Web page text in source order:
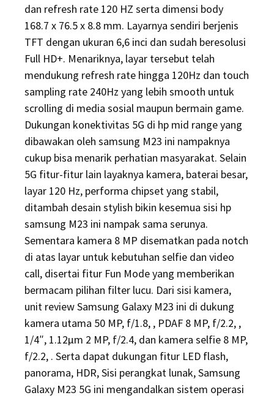
dan refresh rate 120 HZ serta dimensi body
168.7 x 76.5 x 8.8 mm. Layarnya sendiri berjenis
TFT dengan ukuran 6,6 inci dan sudah beresolusi
Full HD+. Menariknya, layar tersebut telah
mendukung refresh rate hingga 120Hz dan touch
sampling rate 240Hz yang lebih smooth untuk
scrolling di media sosial maupun bermain game.
Dukungan konektivitas 5G di hp mid range yang
dibawakan oleh samsung M23 ini nampaknya
cukup bisa menarik perhatian masyarakat. Selain
5G fitur-fitur lain layaknya kamera, baterai besar,
layar 120 Hz, performa chipset yang stabil,
ditambah desain stylish bikin kesemua sisi hp
samsung M23 ini nampak sama serunya.
Sementara kamera 8 MP disematkan pada notch
di atas layar untuk kebutuhan selfie dan video
call, disertai fitur Fun Mode yang memberikan
bermacam pilihan filter lucu. Dari sisi kamera,
unit review Samsung Galaxy M23 ini di dukung
kamera utama 50 MP, f/1.8, , PDAF 8 MP, f/2.2, ,
1/4″, 1.12µm 2 MP, f/2.4, dan kamera selfie 8 MP,
f/2.2, . Serta dapat dukungan fitur LED flash,
panorama, HDR, Sisi perangkat lunak, Samsung
Galaxy M23 5G ini mengandalkan sistem operasi